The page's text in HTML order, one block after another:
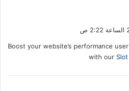
Boost your website’s performance
with our